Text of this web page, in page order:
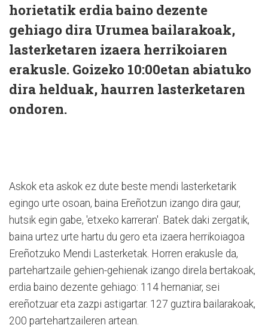
horietatik erdia baino dezente
gehiago dira Urumea bailarakoak,
lasterketaren izaera herrikoiaren
erakusle. Goizeko 10:00etan abiatuko
dira helduak, haurren lasterketaren
ondoren.
Askok eta askok ez dute beste mendi lasterketarik
egingo urte osoan, baina Ereñotzun izango dira gaur,
hutsik egin gabe, 'etxeko karreran'. Batek daki zergatik,
baina urtez urte hartu du gero eta izaera herrikoiagoa
Ereñotzuko Mendi Lasterketak. Horren erakusle da,
partehartzaile gehien-gehienak izango direla bertakoak,
erdia baino dezente gehiago: 114 hernaniar, sei
ereñotzuar eta zazpi astigartar. 127 guztira bailarakoak,
200 partehartzaileren artean.